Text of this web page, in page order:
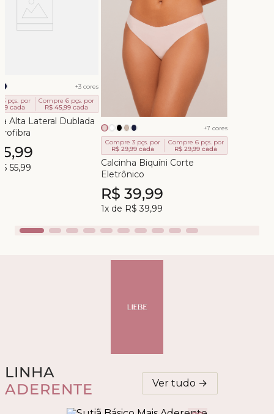
+3cores
pçs. por
cada
Compre 6 pçs. por
R$ 45,99 cada
Alta Lateral Dublada
,99
55,99
+7 cores
Compre 3 pçs. por
R$ 29,99cada
Compre 6 pçs. por
R$ 29,99 cada
Calcinha Biquíni Corte
Eletrônico
R$ 39,99
1x de R$ 39,99
LINHA
ADERENTE
Ver tudo →